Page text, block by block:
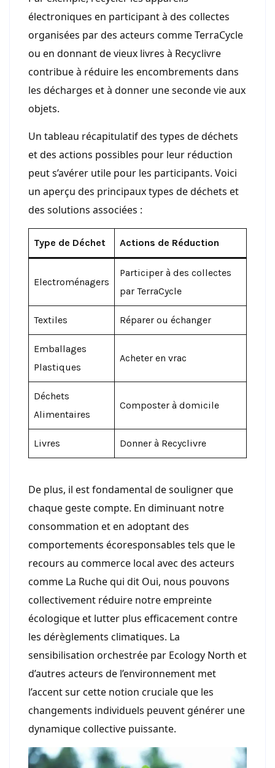
électroniques en participant à des collectes
organisées par des acteurs comme TerraCycle
ou en donnant de vieux livres à Recyclivre
contribue à réduire les encombrements dans
les décharges et à donner une seconde vie aux
objets.
Un tableau récapitulatif des types de déchets
et des actions possibles pour leur réduction
peut s’avérer utile pour les participants. Voici
un aperçu des principaux types de déchets et
des solutions associées :
Type de Déchet Actions de Réduction
Electroménagers
Participer à des collectes
par TerraCycle
Textiles Réparer ou échanger
Emballages
Plastiques
Acheter en vrac
Déchets
Alimentaires
Composter à domicile
Livres Donner à Recyclivre
De plus, il est fondamental de souligner que
chaque geste compte. En diminuant notre
consommation et en adoptant des
comportements écoresponsables tels que le
recours au commerce local avec des acteurs
comme La Ruche qui dit Oui, nous pouvons
collectivement réduire notre empreinte
écologique et lutter plus efficacement contre
les dérèglements climatiques. La
sensibilisation orchestrée par Ecology North et
d’autres acteurs de l’environnement met
l’accent sur cette notion cruciale que les
changements individuels peuvent générer une
dynamique collective puissante.